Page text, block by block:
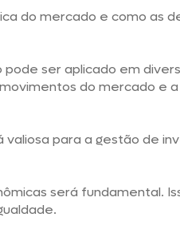
do mercado e como as
ser aplicado em
do mercado e
para a gestão de
será fundamental.